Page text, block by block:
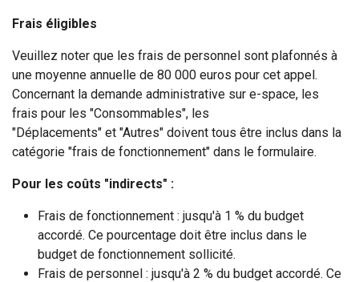
Frais éligibles
Veuillez noter que les frais de personnel sont plafonnés à
une moyenne annuelle de 80 000 euros pour cet appel.
Concernant la demande administrative sur e-space, les
frais pour les "Consommables", les
"Déplacements" et "Autres" doivent tous être inclus dans la
catégorie "frais de fonctionnement" dans le formulaire.
Pour les coûts "indirects" :
Frais de fonctionnement : jusqu'à 1 % du budget
accordé. Ce pourcentage doit être inclus dans le
budget de fonctionnement sollicité.
Frais de personnel : jusqu'à 2 % du budget accordé. Ce